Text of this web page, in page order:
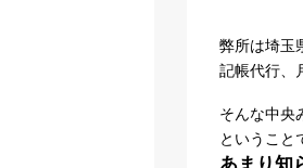
弊所は埼玉
記帳代行、
そんな中央
ということ